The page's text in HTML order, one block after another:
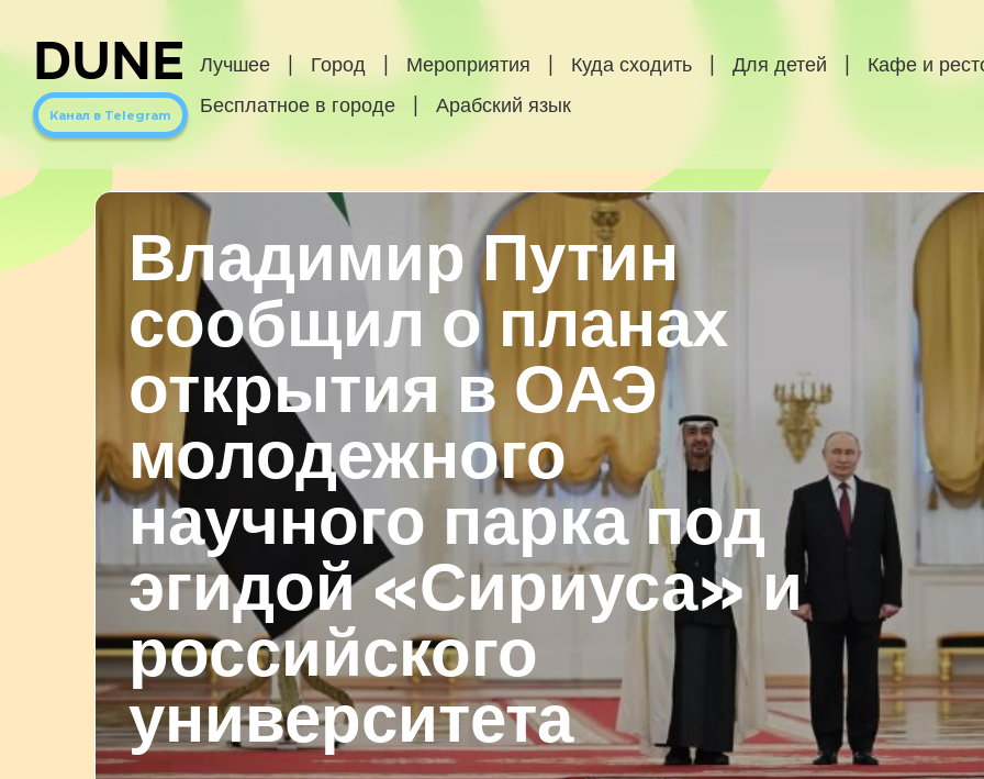
DUNE
Канал в Telegram
Лучшее Город Мероприятия Куда сходить Для детей
Кафе и
Бесплатное в городе
Арабский язык
Владимир Путин
сообщил о планах
открытия в ОАЭ
молодежного
научного парка под
эгидой «Сириуса» и
российского
университета